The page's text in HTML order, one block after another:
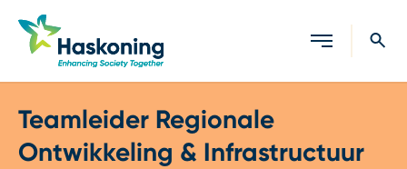
Close search
Teamleider Regionale
Ontwikkeling & Infrastructuur